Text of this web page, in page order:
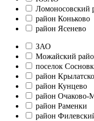
Ломоносовский
район Коньково
район Ясенево
ЗАО
Можайский
поселок
район
район Кунцево
район Очаково-
район Раменки
район